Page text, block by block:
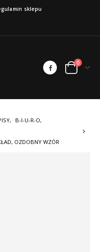
sklepu
0
, B-I-U-R-O,
OZDOBNY WZÓR